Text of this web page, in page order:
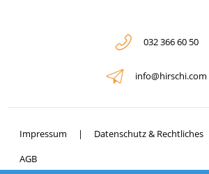
032 366 60 50
info@hirschi.com
Impressum
Datenschutz & Rechtliches
AGB